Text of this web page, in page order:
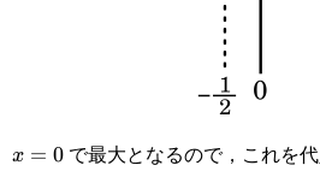
x=0
x = 0で最大となるので，これを